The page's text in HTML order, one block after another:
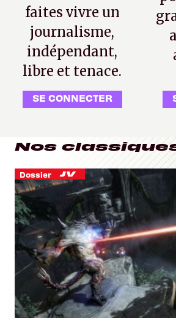
faites vivre un
journalisme,
indépendant,
libre et tenace.
SE CONNECTER
Nos
Dossier